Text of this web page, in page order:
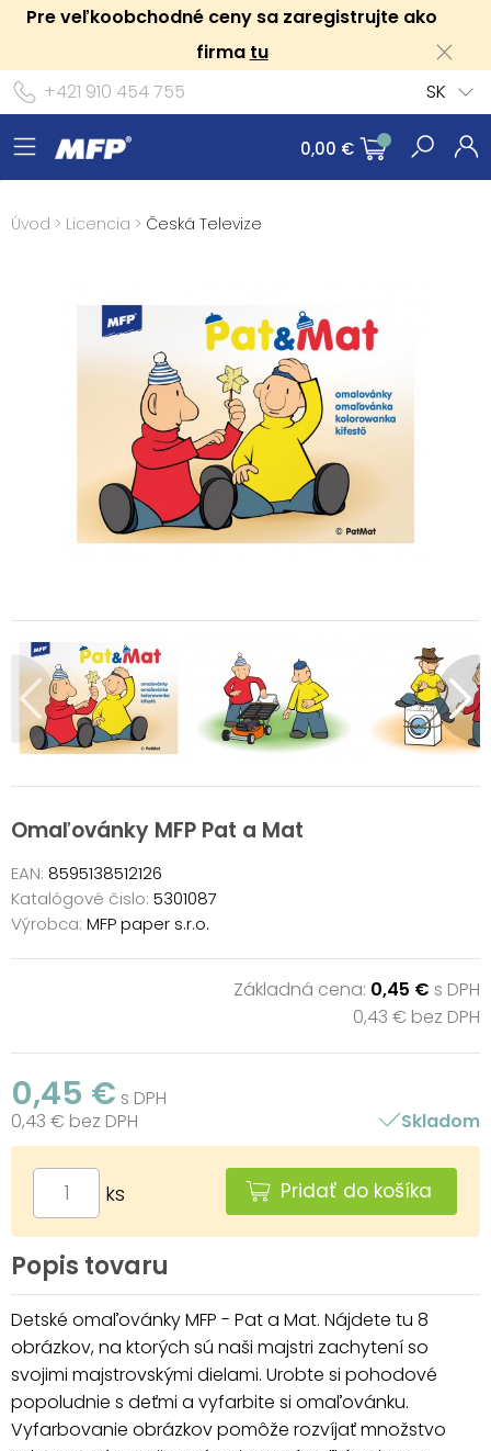
Pre veľkoobchodné ceny sa zaregistrujte ako
firma tu
+421 910 454 755
SK
0,00 €
Úvod > Licencia > Česká Televize
Omaľovánky MFP Pat a Mat
EAN: 8595138512126
Katalógové čislo: 5301087
Výrobca: MFP paper s.r.o.
Základná cena: 0,45 € s DPH
0,43 € bez DPH
0,45 € s DPH
0,43 € bez DPH
Skladom
ks Pridať do košíka
Popis tovaru
Detské omaľovánky MFP - Pat a Mat. Nájdete tu 8
obrázkov, na ktorých sú naši majstri zachytení so
svojimi majstrovskými dielami. Urobte si pohodové
popoludnie s deťmi a vyfarbite si omaľovánku.
Vyfarbovanie obrázkov pomôže rozvíjať množstvo